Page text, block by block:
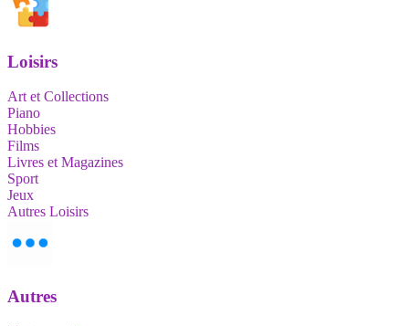
Loisirs
Art et Collections
Piano
Hobbies
Films
Livres et Magazines
Sport
Jeux
Autres Loisirs
Autres